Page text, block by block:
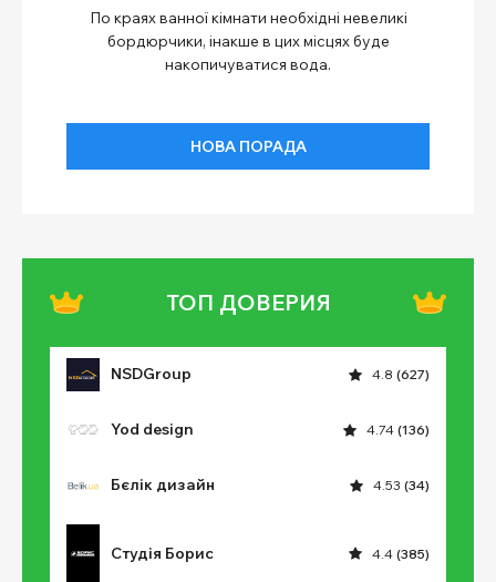
По краях ванної кімнати необхідні невеликі
бордюрчики, інакше в цих місцях буде
накопичуватися вода.
НОВА ПОРАДА
ТОП ДОВЕРИЯ
NSDGroup 4.8 (627)
Yod design 4.74 (136)
Бєлік дизайн 4.53 (34)
Студія Борис 4.4 (385)